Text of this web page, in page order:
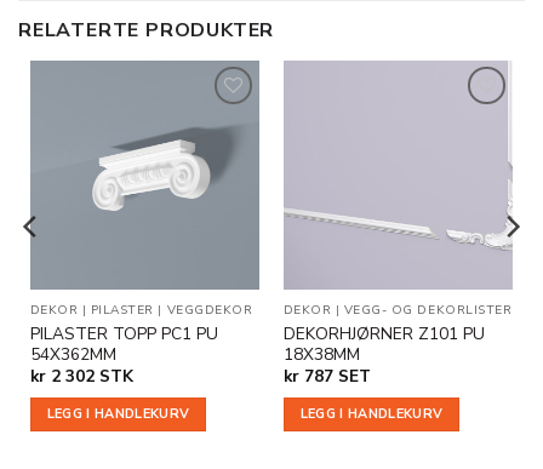
RELATERTE PRODUKTER
ønskeliste
DEKOR | PILASTER | VEGGDEKOR
PILASTER TOPP PC1 PU
54X362MM
kr2 302 STK
LEGG I HANDLEKURV
DEKOR | VEGG- OG DEKORLISTER
DEKORHJØRNER Z101 PU
18X38MM
kr787 SET
LEGG I HANDLEKURV